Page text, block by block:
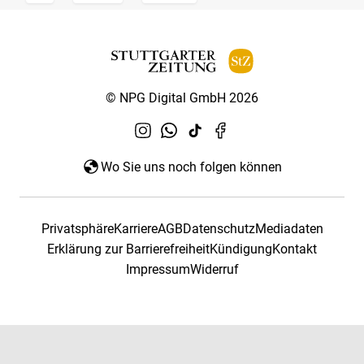
© NPG Digital GmbH 2026
Wo Sie uns noch folgen können
PrivatsphäreKarriereAGBDatenschutzMediadaten
Erklärung zur BarrierefreiheitKündigungKontakt
ImpressumWiderruf